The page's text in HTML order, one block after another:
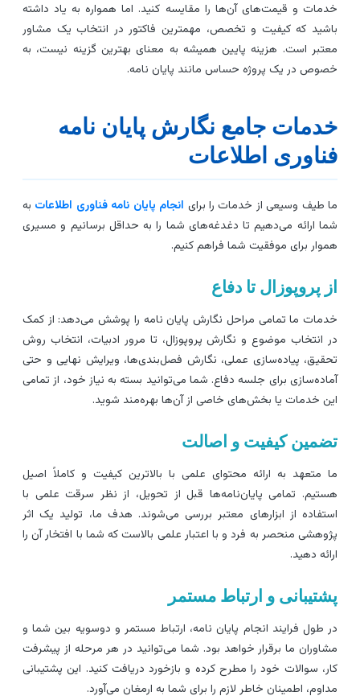
و قیمت‌های آن‌ها را مقایسه کنید. اما همواره به یاد داشته
که کیفیت و تخصص، مهمترین فاکتور در انتخاب یک مشاور
است. هزینه پایین همیشه به معنای بهترین گزینه نیست، به
در یک پروژه حساس مانند پایان نامه.
جامع نگارش پایان نامه
اطلاعات
طیف وسیعی از خدمات را برایانجام پایان نامه فناوری اطلاعاتبه
ارائه می‌دهیم تا دغدغه‌های شما را به حداقل برسانیم و مسیری
برای موفقیت شما فراهم کنیم.
پروپوزال تا دفاع
ما تمامی مراحل نگارش پایان نامه را پوشش می‌دهد: از کمک
انتخاب موضوع و نگارش پروپوزال، تا مرور ادبیات، انتخاب روش
پیاده‌سازی عملی، نگارش فصل‌بندی‌ها، ویرایش نهایی و حتی
برای جلسه دفاع. شما می‌توانید بسته به نیاز خود، از تمامی
خدمات یا بخش‌های خاصی از آن‌ها بهره‌مند شوید.
کیفیت و اصالت
متعهد به ارائه محتوای علمی با بالاترین کیفیت و کاملاً اصیل
تمامی پایان‌نامه‌ها قبل از تحویل، از نظر سرقت علمی با
از ابزارهای معتبر بررسی می‌شوند. هدف ما، تولید یک اثر
منحصر به فرد و با اعتبار علمی بالاست که شما با افتخار آن را
دهید.
و ارتباط مستمر
طول فرایند انجام پایان نامه، ارتباط مستمر و دوسویه بین شما و
ما برقرار خواهد بود. شما می‌توانید در هر مرحله از پیشرفت
سوالات خود را مطرح کرده و بازخورد دریافت کنید. این پشتیبانی
اطمینان خاطر لازم را برای شما به ارمغان می‌آورد.